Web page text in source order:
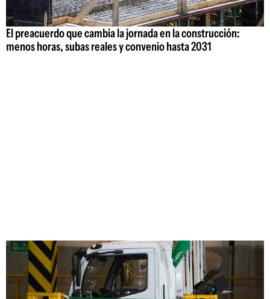
El preacuerdo que cambia la jornada en la construcción:
menos horas, subas reales y convenio hasta 2031